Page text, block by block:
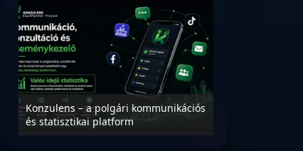
Konzulens – a polgári kommunikációs
és statisztikai platform